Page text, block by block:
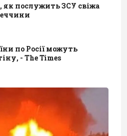
як послужить ЗСУ свіжа
по Росії можуть
- The Times